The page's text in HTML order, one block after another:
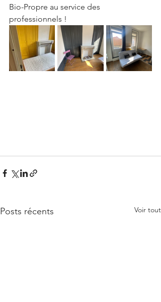
Bio-Propre au service des
professionnels !
Posts récents Voir tout